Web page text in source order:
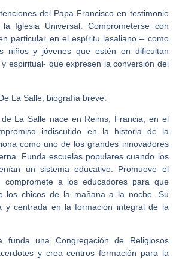
del Papa Francisco en testimonio
Iglesia Universal. Comprometerse con
particular en el espíritu lasaliano – como
niños y jóvenes que estén en dificultan
espiritual- que expresen la conversión del
La Salle, biografía breve:
La Salle nace en Reims, Francia, en el
indiscutido en la historia de la
como uno de los grandes innovadores
Funda escuelas populares cuando los
un sistema educativo. Promueve el
compromete a los educadores para que
los chicos de la mañana a la noche. Su
y centrada en la formación integral de la
funda una Congregación de Religiosos
y crea centros formación para la